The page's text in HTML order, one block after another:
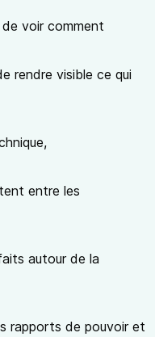
voir comment
rendre visible ce qui
entre les
autour de la
rapports de pouvoir et